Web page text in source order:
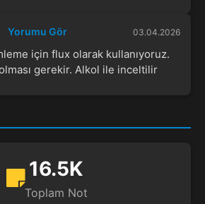
Yorumu Gör 03.04.2026
için flux olarak kullanıyoruz.
gerekir. Alkol ile inceltilir
16.5K
Toplam Not